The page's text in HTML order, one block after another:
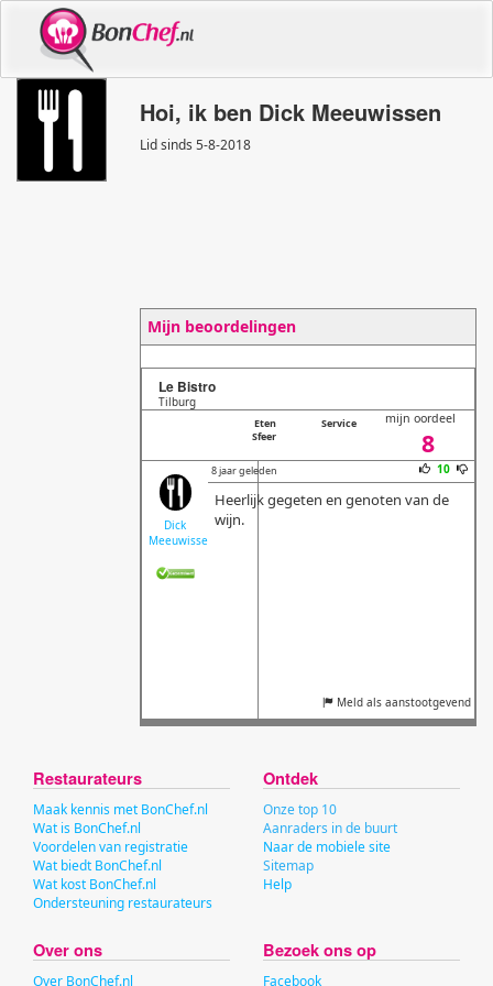
Hoi, ik ben Dick Meeuwissen
Lid sinds 5-8-2018
Mijn beoordelingen
Le Bistro
Tilburg
Eten
Service
Sfeer
mijn oordeel
8
Dick
Meeuwissen
8 jaar geleden 10
Heerlijk gegeten en genoten van de
wijn.
Meld als aanstootgevend
Restaurateurs
Maak kennis met BonChef.nl
Wat is BonChef.nl
Voordelen van registratie
Wat biedt BonChef.nl
Wat kost BonChef.nl
Ondersteuning restaurateurs
Ontdek
Onze top 10
Aanraders in de buurt
Naar de mobiele site
Sitemap
Help
Over ons
Over BonChef.nl
Bezoek ons op
Facebook